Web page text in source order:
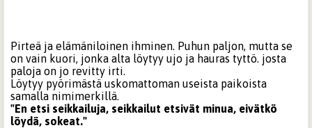
Pirteä ja elämäniloinen ihminen. Puhun paljon, mutta se
on vain kuori, jonka alta löytyy ujo ja hauras tyttö. josta
paloja on jo revitty irti.
Löytyy pyörimästä uskomattoman useista paikoista
samalla nimimerkillä.
"En etsi seikkailuja, seikkailut etsivät minua, eivätkö
löydä, sokeat."